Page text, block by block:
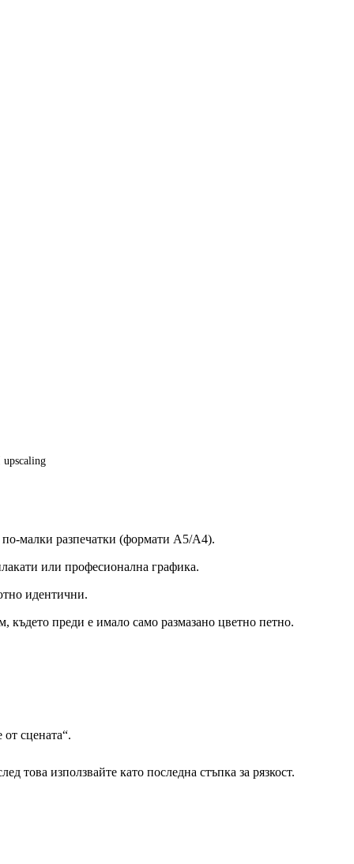
upscaling
малки разпечатки (формати A5/A4).
или професионална графика.
идентични.
където преди е имало само размазано цветно петно.
сцената“.
това използвайте като последна стъпка за рязкост.